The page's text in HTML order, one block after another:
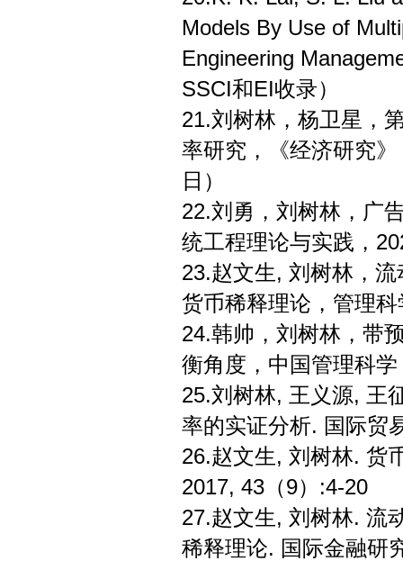
Models By Use of
Engineering
SSCI和EI收录）
21.刘树林，杨卫星，
率研究，《经济研究
日）
22.刘勇，刘树林，广
统工程理论与实践，
23.赵文生, 刘树林，
货币稀释理论，管理
24.韩帅，刘树林，带
衡角度，中国管理科
25.刘树林, 王义源,
率的实证分析. 国际贸
26.赵文生, 刘树林. 货
2017, 43（9）:4-20
27.赵文生, 刘树林.
稀释理论. 国际金融研